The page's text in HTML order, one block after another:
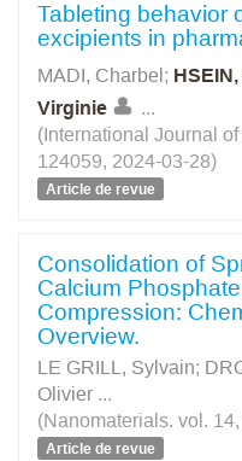
Tableting behavior
excipients in
MADI, Charbel ;
Virginie
...
(International Journal
124059, 2024-03-28)
Article de revue
Consolidation of
Calcium
Compression:
Overview.
LE GRILL, Sylvain;
Olivier ...
(Nanomaterials. vol.
Article de revue